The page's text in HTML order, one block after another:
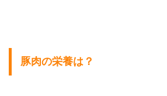
豚肉の栄養は？